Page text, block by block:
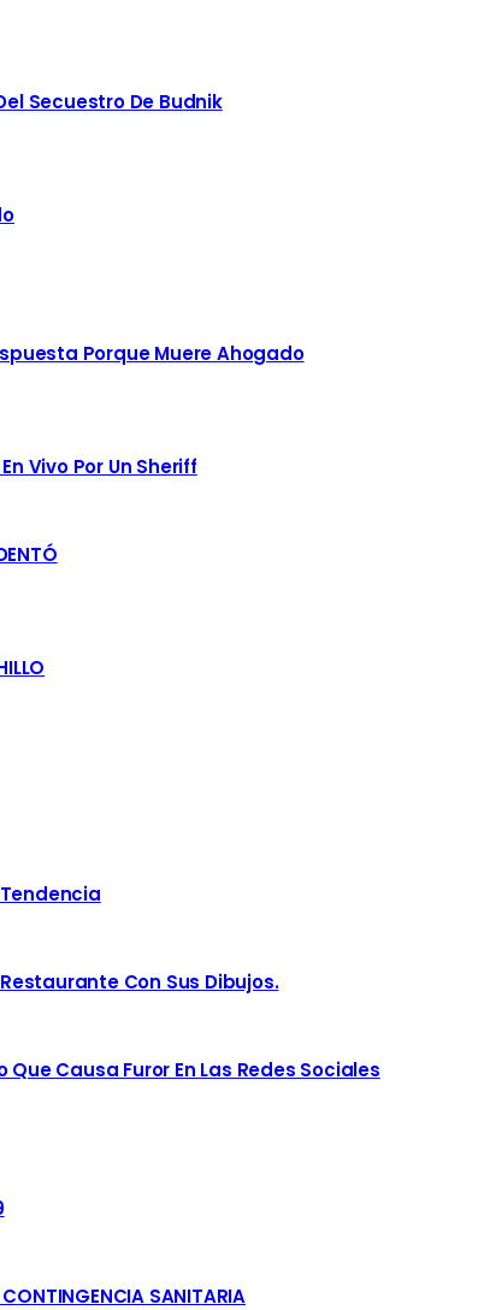
Secuestro De Budnik
Porque Muere Ahogado
Vivo Por Un Sheriff
Con Sus Dibujos.
Causa Furor En Las Redes Sociales
CONTINGENCIA SANITARIA